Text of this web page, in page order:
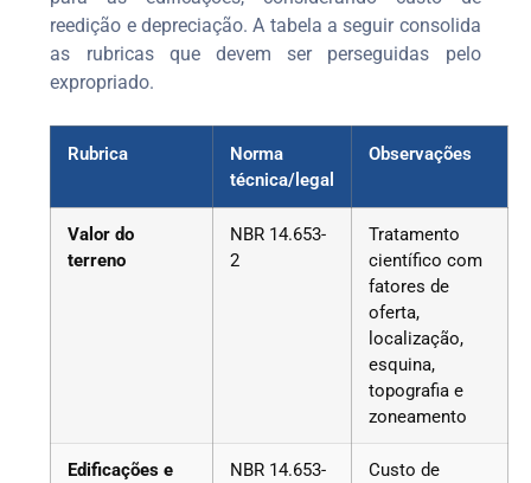
reedição e depreciação. A tabela a seguir consolida
as rubricas que devem ser perseguidas pelo
expropriado.
Rubrica
Norma
técnica/legal
Observações
Valor do
terreno
NBR 14.653-
2
Tratamento
científico com
fatores de
oferta,
localização,
esquina,
topografia e
zoneamento
Edificações e
NBR 14.653-
Custo de